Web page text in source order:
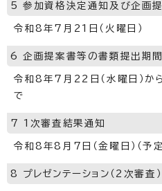
5 参加資格決定通知及び企画
令和8年7月21日（火曜日）
6 企画提案書等の書類提出期間
令和8年7月22日（水曜日）か
で
7 1次審査結果通知
令和8年8月7日（金曜日）（予定
8 プレゼンテーション（2次審査）